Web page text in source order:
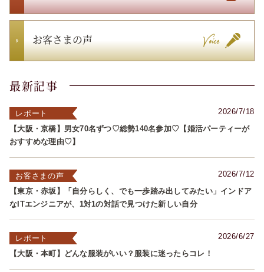
お客さまの声
最新記事
2026/7/18
レポート
【大阪・京橋】男女70名ずつ♡総勢140名参加♡【婚活パーティーが
おすすめな理由♡】
2026/7/12
お客さまの声
【東京・赤坂】「自分らしく、でも一歩踏み出してみたい」インドア
なITエンジニアが、1対1の対話で見つけた新しい自分
2026/6/27
レポート
【大阪・本町】どんな服装がいい？服装に迷ったらコレ！